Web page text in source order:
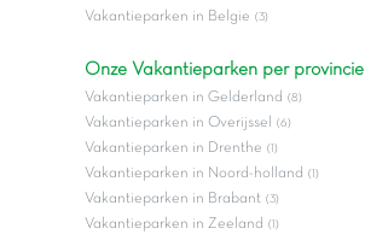
Vakantieparken in Belgie (3)
Onze Vakantieparken per provincie
Vakantieparken in Gelderland (8)
Vakantieparken in Overijssel (6)
Vakantieparken in Drenthe (1)
Vakantieparken in Noord-holland (1)
Vakantieparken in Brabant (3)
Vakantieparken in Zeeland (1)